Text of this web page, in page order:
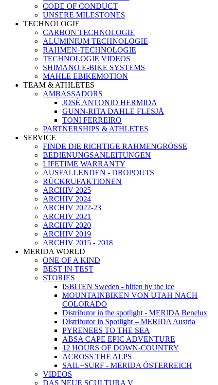
CODE OF CONDUCT
UNSERE MILESTONES
TECHNOLOGIE
CARBON TECHNOLOGIE
ALUMINIUM TECHNOLOGIE
RAHMEN-TECHNOLOGIE
TECHNOLOGIE VIDEOS
SHIMANO E-BIKE SYSTEMS
MAHLE EBIKEMOTION
TEAM & ATHLETES
AMBASSADORS
JOSÉ ANTONIO HERMIDA
GUNN-RITA DAHLE FLESJÅ
TONI FERREIRO
PARTNERSHIPS & ATHLETES
SERVICE
FINDE DIE RICHTIGE RAHMENGRÖSSE
BEDIENUNGSANLEITUNGEN
LIFETIME WARRANTY
AUSFALLENDEN - DROPOUTS
RÜCKRUFAKTIONEN
ARCHIV 2025
ARCHIV 2024
ARCHIV 2022-23
ARCHIV 2021
ARCHIV 2020
ARCHIV 2019
ARCHIV 2015 - 2018
MERIDA WORLD
ONE OF A KIND
BEST IN TEST
STORIES
ISBITEN Sweden - bitten by the ice
MOUNTAINBIKEN VON UTAH NACH
COLORADO
Distributor in the spotlight - MERIDA Benelux
Distributor in Spotlight – MERIDA Austria
PYRENEES TO THE SEA
ABSA CAPE EPIC ADVENTURE
12 HOURS OF DOWN-COUNTRY
ACROSS THE ALPS
SAIL+SURF - MERIDA ÖSTERREICH
VIDEOS
DAS NEUE SCULTURA V